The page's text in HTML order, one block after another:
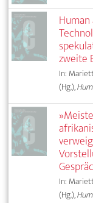
zweite
In:
(Hg.),
In:
(Hg.),